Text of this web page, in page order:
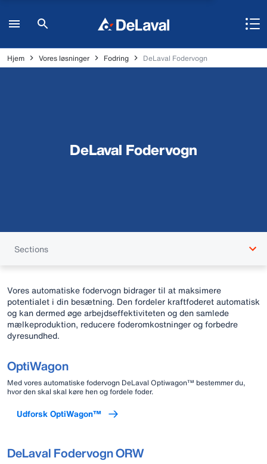
Hjem Vores løsninger Fodring DeLaval Fodervogn
DeLaval Fodervogn
Sections
Vores automatiske fodervogn bidrager til at maksimere
potentialet i din besætning. Den fordeler kraftfoderet automatisk
og kan dermed øge arbejdseffektiviteten og den samlede
mælkeproduktion, reducere foderomkostninger og forbedre
dyresundhed.
OptiWagon
Med vores automatiske fodervogn DeLaval Optiwagon™ bestemmer du,
hvor den skal skal køre hen og fordele foder.
Udforsk OptiWagon™
DeLaval Fodervogn ORW